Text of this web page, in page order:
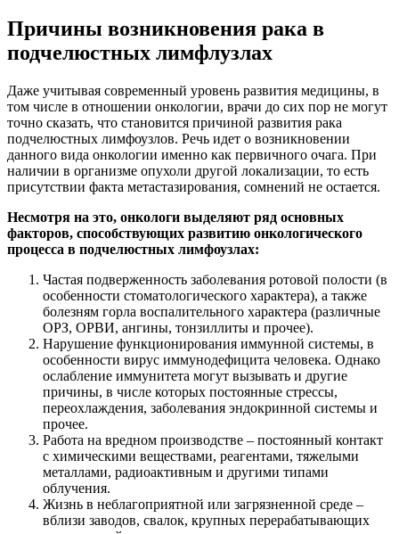
Причины возникновения рака в
подчелюстных лимфлузлах
Даже учитывая современный уровень развития медицины, в
том числе в отношении онкологии, врачи до сих пор не могут
точно сказать, что становится причиной развития рака
подчелюстных лимфоузлов. Речь идет о возникновении
данного вида онкологии именно как первичного очага. При
наличии в организме опухоли другой локализации, то есть
присутствии факта метастазирования, сомнений не остается.
Несмотря на это, онкологи выделяют ряд основных
факторов, способствующих развитию онкологического
процесса в подчелюстных лимфоузлах:
Частая подверженность заболевания ротовой полости (в
особенности стоматологического характера), а также
болезням горла воспалительного характера (различные
ОРЗ, ОРВИ, ангины, тонзиллиты и прочее).
Нарушение функционирования иммунной системы, в
особенности вирус иммунодефицита человека. Однако
ослабление иммунитета могут вызывать и другие
причины, в числе которых постоянные стрессы,
переохлаждения, заболевания эндокринной системы и
прочее.
Работа на вредном производстве – постоянный контакт
с химическими веществами, реагентами, тяжелыми
металлами, радиоактивным и другими типами
облучения.
Жизнь в неблагоприятной или загрязненной среде –
вблизи заводов, свалок, крупных перерабатывающих